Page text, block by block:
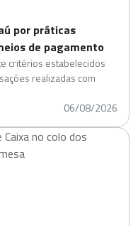
por práticas
de pagamento
critérios estabelecidos
realizadas com
06/08/2026